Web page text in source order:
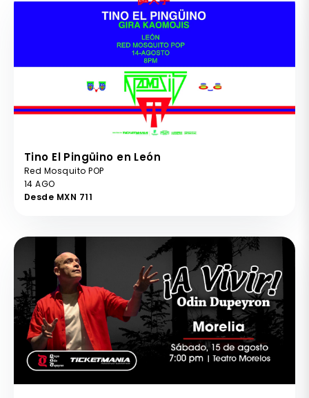
Tino El Pingüino en León
Red Mosquito POP
14 AGO
Desde MXN 711